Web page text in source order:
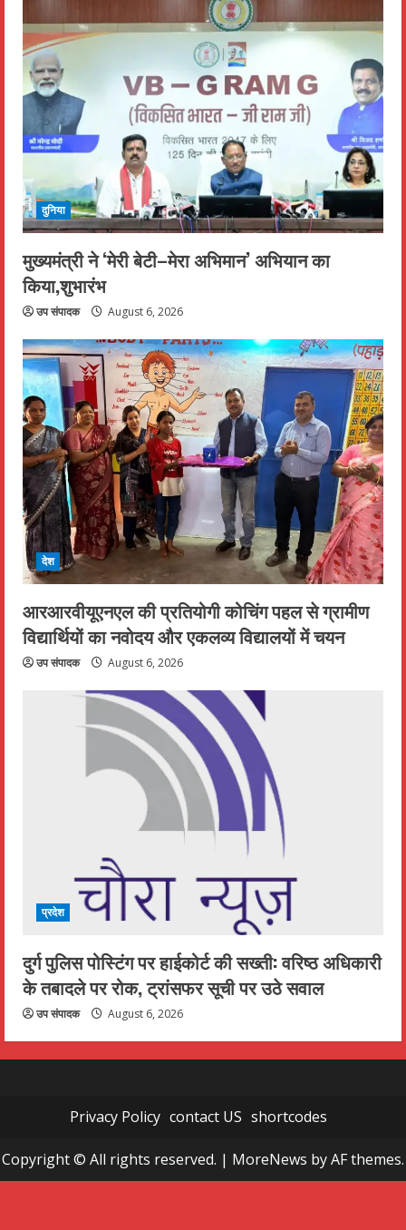
दुनिया
मुख्यमंत्री ने ‘मेरी बेटी–मेरा अभिमान’ अभियान का
किया,शुभारंभ
उप संपादक August 6, 2026
देश
आरआरवीयूएनएल की प्रतियोगी कोचिंग पहल से ग्रामीण
विद्यार्थियों का नवोदय और एकलव्य विद्यालयों में चयन
उप संपादक August 6, 2026
प्रदेश
दुर्ग पुलिस पोस्टिंग पर हाईकोर्ट की सख्ती: वरिष्ठ अधिकारी
के तबादले पर रोक, ट्रांसफर सूची पर उठे सवाल
उप संपादक August 6, 2026
Privacy Policy contact US shortcodes
Copyright © All rights reserved. | MoreNews by AF themes.